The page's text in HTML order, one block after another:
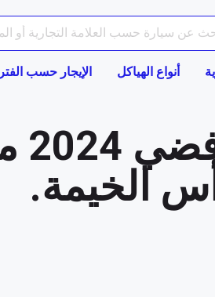
أنواع الهياكل الإيجار حسب
الخيمة.